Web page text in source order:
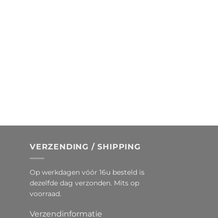
VERZENDING / SHIPPING
Op werkdagen vóór 16u besteld is
dezelfde dag verzonden. Mits op
voorraad.
Verzendinformatie